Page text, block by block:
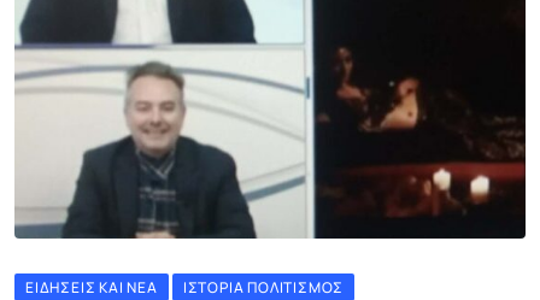
ΕΙΔΉΣΕΙΣ ΚΑΙ ΝΈΑ ΙΣΤΟΡΊΑ ΠΟΛΙΤΙΣΜΌΣ